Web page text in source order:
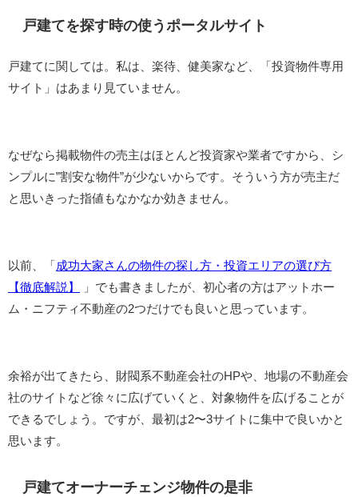
戸建てを探す時の使うポータルサイト
戸建てに関しては。私は、楽待、健美家など、「投資物件専用
サイト」はあまり見ていません。
なぜなら掲載物件の売主はほとんど投資家や業者ですから、シ
ンプルに”割安な物件”が少ないからです。そういう方が売主だ
と思いきった指値もなかなか効きません。
以前、「 成功大家さんの物件の探し方・投資エリアの選び方
【徹底解説】
」でも書きましたが、初心者の方はアットホー
ム・ニフティ不動産の2つだけでも良いと思っています。
余裕が出てきたら、財閥系不動産会社のHPや、地場の不動産会
社のサイトなど徐々に広げていくと、対象物件を広げることが
できるでしょう。ですが、最初は2〜3サイトに集中で良いかと
思います。
戸建てオーナーチェンジ物件の是非